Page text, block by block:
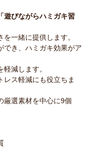
遊びながらハミガキ習
一緒に提供します。
き、ハミガキ効果がア
減します。
ス軽減にも役立ちま
選素材を中心に9個